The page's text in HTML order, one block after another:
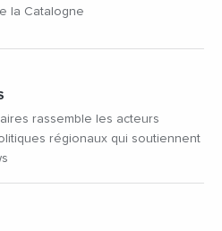
la Catalogne
rassemble les acteurs
régionaux qui soutiennent